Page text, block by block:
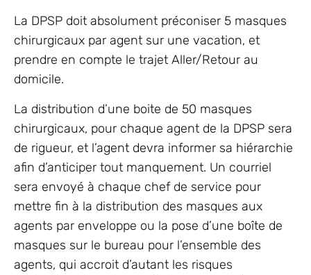
La DPSP doit absolument préconiser 5 masques
chirurgicaux par agent sur une vacation, et
prendre en compte le trajet Aller/Retour au
domicile.
La distribution d’une boite de 50 masques
chirurgicaux, pour chaque agent de la DPSP sera
de rigueur, et l’agent devra informer sa hiérarchie
afin d’anticiper tout manquement. Un courriel
sera envoyé à chaque chef de service pour
mettre fin à la distribution des masques aux
agents par enveloppe ou la pose d’une boîte de
masques sur le bureau pour l’ensemble des
agents, qui accroit d’autant les risques